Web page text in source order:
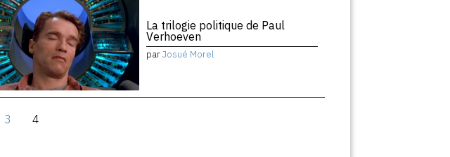
La trilogie politique de Paul
Verhoeven
parJosué Morel
3 4